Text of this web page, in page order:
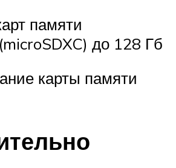
памяти
до 128 Гб
карты памяти